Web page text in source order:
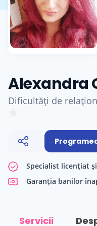
Alexandra
Dificultăți de
Specialist licențiat
Garanția banilor
Servicii